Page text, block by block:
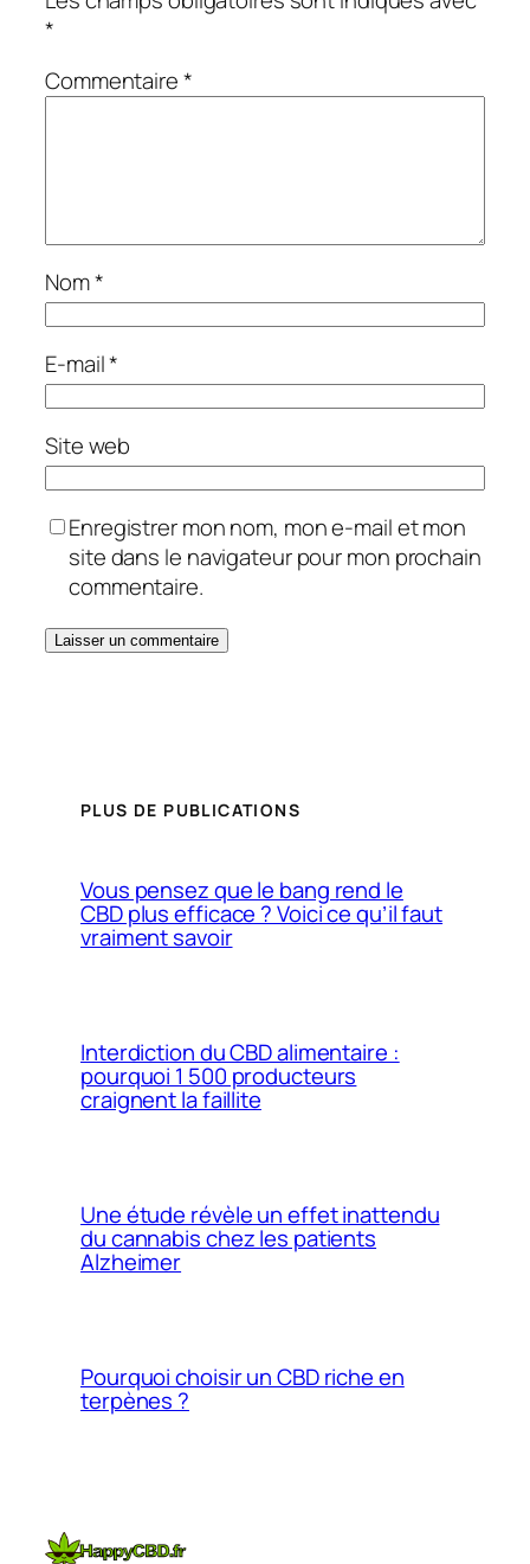
*
Commentaire*
Nom*
E-mail*
Site web
Enregistrer mon nom, mon e-mail et mon
site dans le navigateur pour mon prochain
commentaire.
PLUS DE PUBLICATIONS
Vous pensez que le bang rend le
CBD plus efficace ? Voici ce qu’il faut
vraiment savoir
Interdiction du CBD alimentaire :
pourquoi 1 500 producteurs
craignent la faillite
Une étude révèle un effet inattendu
du cannabis chez les patients
Alzheimer
Pourquoi choisir un CBD riche en
terpènes ?